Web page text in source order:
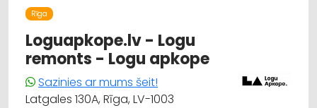
Rīga
Loguapkope.lv - Logu
remonts - Logu apkope
Sazinies ar mums šeit!
Latgales 130A, Rīga, LV-1003